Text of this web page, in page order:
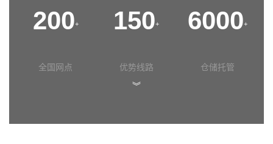
200+
全国网点
150+
优势线路
6000+
仓储托管
︾